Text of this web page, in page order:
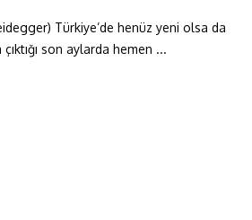
Türkiye’de henüz yeni olsa da
son aylarda hemen ...